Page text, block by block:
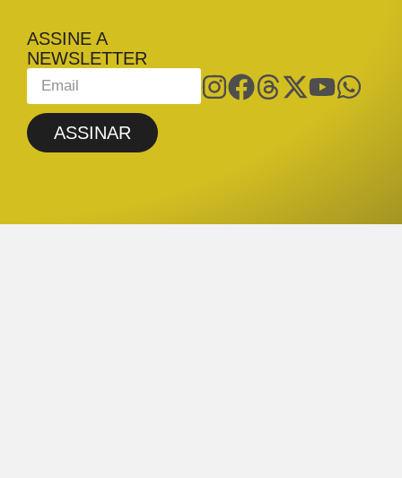
ASSINE A
NEWSLETTER
ASSINAR